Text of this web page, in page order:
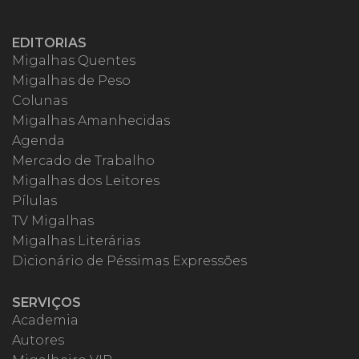
EDITORIAS
Migalhas Quentes
Migalhas de Peso
Colunas
Migalhas Amanhecidas
Agenda
Mercado de Trabalho
Migalhas dos Leitores
Pílulas
TV Migalhas
Migalhas Literárias
Dicionário de Péssimas Expressões
SERVIÇOS
Academia
Autores